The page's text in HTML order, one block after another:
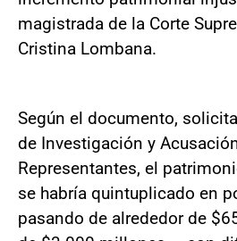
magistrada de la Corte
Cristina Lombana.
Según el documento,
de Investigación y
Representantes, el
se habría quintuplicado en
pasando de alrededor de